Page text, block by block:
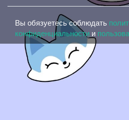
Вы обязуетесь соблюдать
конфиденциальности и